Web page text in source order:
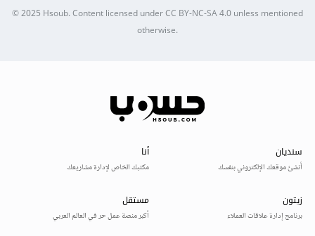
© 2025Hsoub.Content licensed underCC BY-NC-SA 4.0unless mentioned
otherwise.